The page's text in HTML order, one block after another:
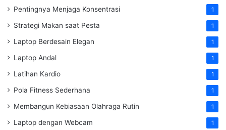
Pentingnya Menjaga Konsentrasi 1
Strategi Makan saat Pesta 1
Laptop Berdesain Elegan 1
Laptop Andal 1
Latihan Kardio 1
Pola Fitness Sederhana 1
Membangun Kebiasaan Olahraga Rutin 1
Laptop dengan Webcam 1